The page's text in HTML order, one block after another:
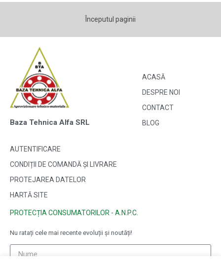
Începutul paginii
Baza Tehnica Alfa SRL
ACASĂ
DESPRE NOI
CONTACT
BLOG
AUTENTIFICARE
CONDIȚII DE COMANDĂ ȘI LIVRARE
PROTEJAREA DATELOR
HARTĂ SITE
PROTECȚIA CONSUMATORILOR - A.N.P.C.
Nu ratați cele mai recente evoluții și noutăți!